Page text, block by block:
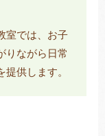
室では、お子
りながら日常
供します。